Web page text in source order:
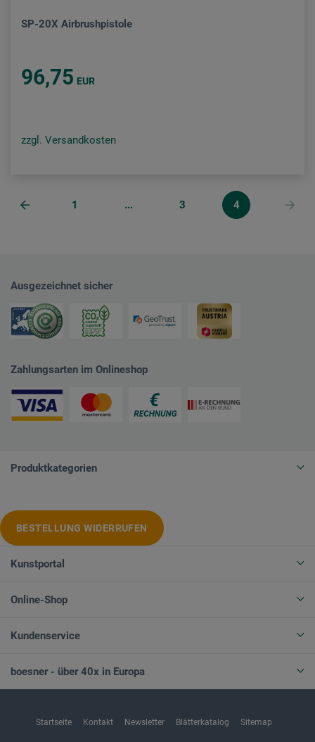
SP-20X Airbrushpistole
96,75 EUR
zzgl. Versandkosten
1 ... 3 4
Ausgezeichnet sicher
Zahlungsarten im Onlineshop
Produktkategorien
BESTELLUNG WIDERRUFEN
Kunstportal
Online-Shop
Kundenservice
boesner - über 40x in Europa
Startseite Kontakt Newsletter Blätterkatalog Sitemap